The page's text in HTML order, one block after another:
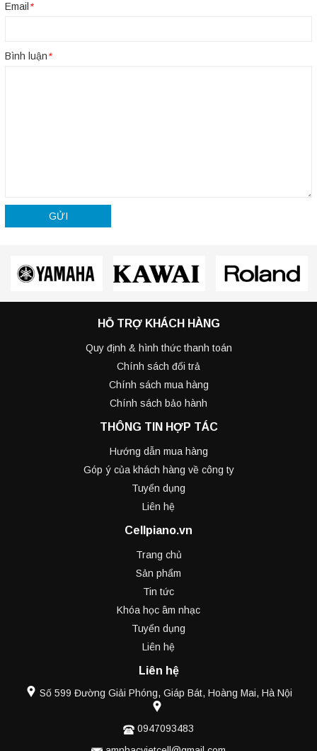
Email *
Bình luận*
GỬI
HỖ TRỢ KHÁCH HÀNG
Quy định & hình thức thanh toán
Chính sách đổi trả
Chính sách mua hàng
Chính sách bảo hành
THÔNG TIN HỢP TÁC
Hướng dẫn mua hàng
Góp ý của khách hàng về công ty
Tuyển dụng
Liên hệ
Cellpiano.vn
Trang chủ
Sản phẩm
Tin tức
Khóa học âm nhạc
Tuyển dụng
Liên hệ
Liên hệ
Số 599 Đường Giải Phóng, Giáp Bát, Hoàng Mai, Hà Nội
0947093483